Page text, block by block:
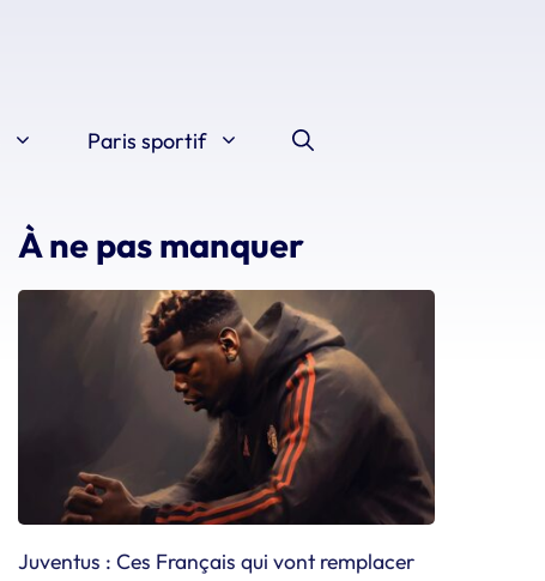
Paris sportif
À ne pas manquer
Juventus : Ces Français qui vont remplacer